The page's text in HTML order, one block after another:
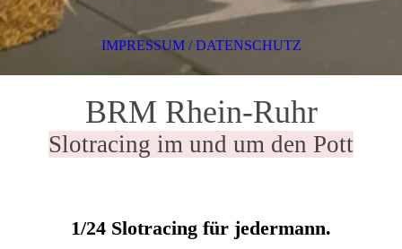
BRM Rhein-Ruhr
Slotracing im und um den Pott
1/24 Slotracing für jedermann.
IMPRESSUM / DATENSCHUTZ